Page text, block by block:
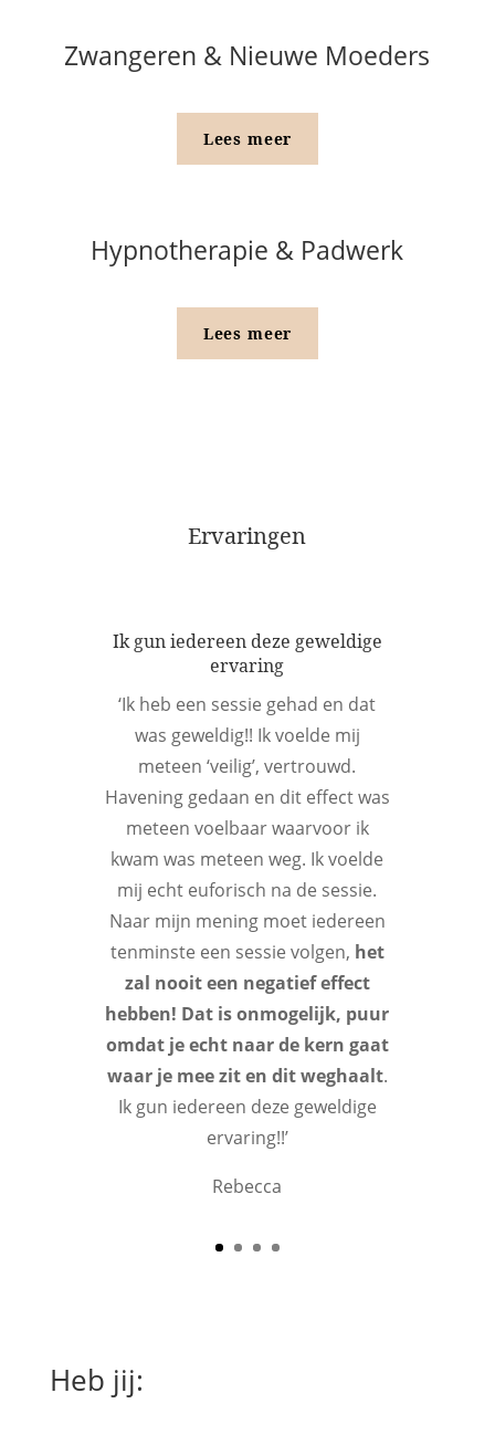
Zwangeren & Nieuwe Moeders
Lees meer
Hypnotherapie & Padwerk
Lees meer
Ervaringen
Ik gun iedereen deze geweldige
ervaring
‘Ik heb een sessie gehad en dat
was geweldig!! Ik voelde mij
meteen ‘veilig’, vertrouwd.
Havening gedaan en dit effect was
meteen voelbaar waarvoor ik
kwam was meteen weg. Ik voelde
mij echt euforisch na de sessie.
Naar mijn mening moet iedereen
tenminste een sessie volgen, het
zal nooit een negatief effect
hebben! Dat is onmogelijk, puur
omdat je echt naar de kern gaat
waar je mee zit en dit weghaalt.
Ik gun iedereen deze geweldige
ervaring!!’
Rebecca
Heb jij: